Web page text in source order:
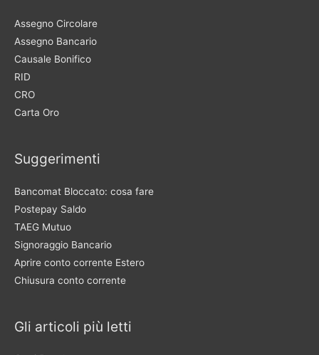
Assegno Circolare
Assegno Bancario
Causale Bonifico
RID
CRO
Carta Oro
Suggerimenti
Bancomat Bloccato: cosa fare
Postepay Saldo
TAEG Mutuo
Signoraggio Bancario
Aprire conto corrente Estero
Chiusura conto corrente
Gli articoli più letti